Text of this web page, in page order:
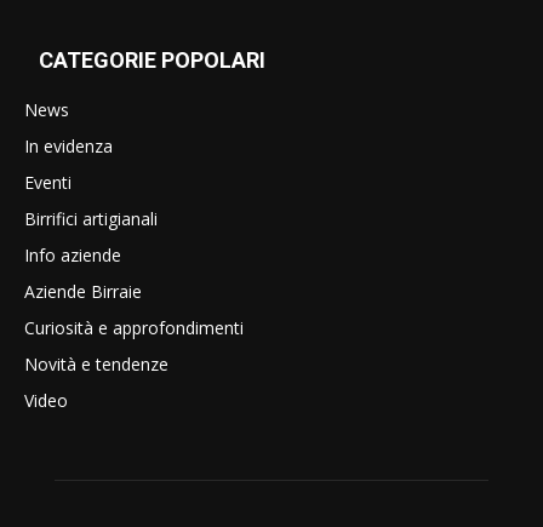
CATEGORIE POPOLARI
News
In evidenza
Eventi
Birrifici artigianali
Info aziende
Aziende Birraie
Curiosità e approfondimenti
Novità e tendenze
Video